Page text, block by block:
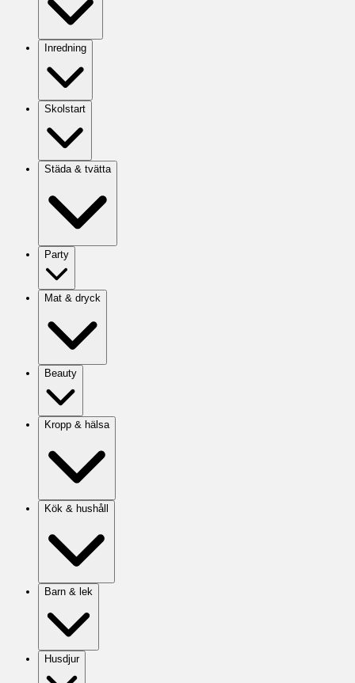
Inredning
Skolstart
Städa & tvätta
Party
Mat & dryck
Beauty
Kropp & hälsa
Kök & hushåll
Barn & lek
Husdjur